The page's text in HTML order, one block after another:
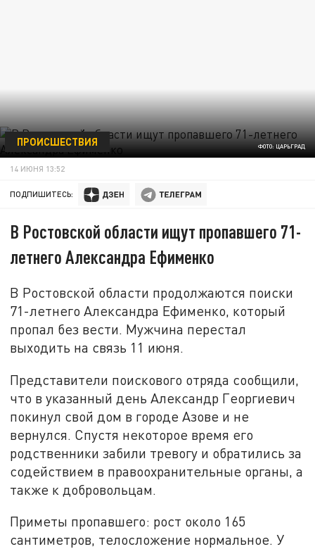
ФОТО: ЦАРЬГРАД
ПРОИСШЕСТВИЯ
14 ИЮНЯ 13:52
ПОДПИШИТЕСЬ:
В Ростовской области ищут пропавшего 71-
летнего Александра Ефименко
В Ростовской области продолжаются поиски
71-летнего Александра Ефименко, который
пропал без вести. Мужчина перестал
выходить на связь 11 июня.
Представители поискового отряда сообщили,
что в указанный день Александр Георгиевич
покинул свой дом в городе Азове и не
вернулся. Спустя некоторое время его
родственники забили тревогу и обратились за
содействием в правоохранительные органы, а
также к добровольцам.
Приметы пропавшего: рост около 165
сантиметров, телосложение нормальное. У